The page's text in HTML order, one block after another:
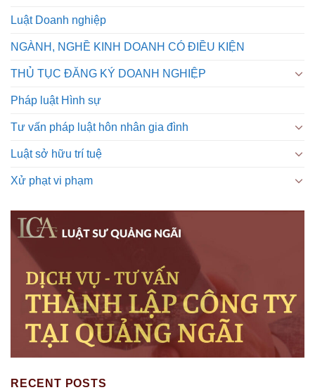
Luật Doanh nghiệp
NGÀNH, NGHỀ KINH DOANH CÓ ĐIỀU KIỆN
THỦ TỤC ĐĂNG KÝ DOANH NGHIỆP
Pháp luật Hình sự
Tư vấn pháp luật hôn nhân gia đình
Luật sở hữu trí tuệ
Xử phạt vi phạm
RECENT POSTS